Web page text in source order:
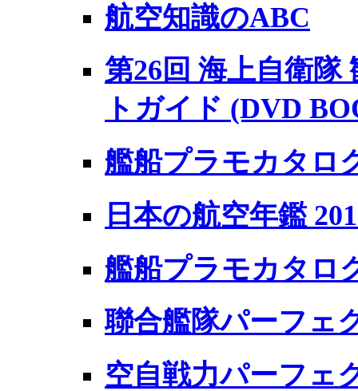
航空知識のABC
第26回 海上自衛隊
トガイド (DVD
艦船プラモカタ
日本の航空年鑑
艦船プラモカタロ
聯合艦隊パーフェ
空自戦力パーフェ